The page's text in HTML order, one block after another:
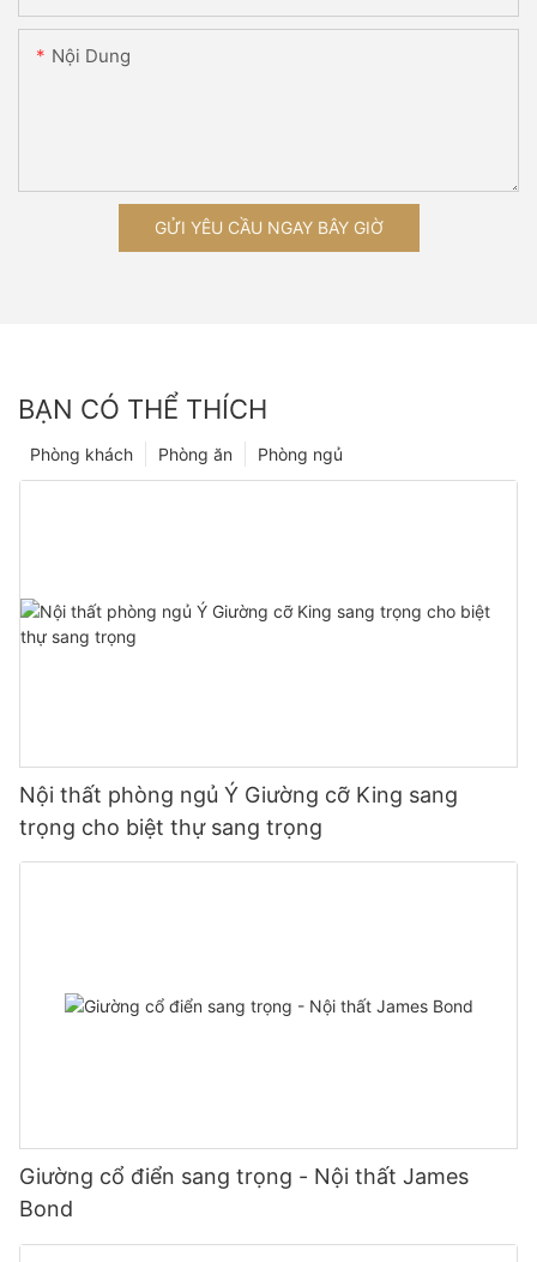
Nội Dung
GỬI YÊU CẦU NGAY BÂY GIỜ
BẠN CÓ THỂ THÍCH
Phòng ngủ
Phòng ăn
Phòng khách
Nội thất phòng ngủ Ý Giường cỡ King sang
trọng cho biệt thự sang trọng
Giường cổ điển sang trọng - Nội thất James
Bond